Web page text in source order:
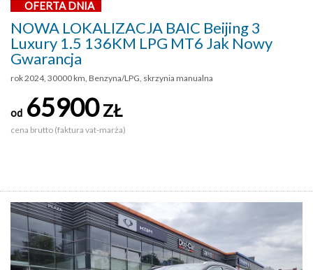
OFERTA DNIA
NOWA LOKALIZACJA BAIC Beijing 3
Luxury 1.5 136KM LPG MT6 Jak Nowy
Gwarancja
rok 2024, 30000 km, Benzyna/LPG, skrzynia manualna
od 65900ZŁ
cena brutto (faktura vat-marża)